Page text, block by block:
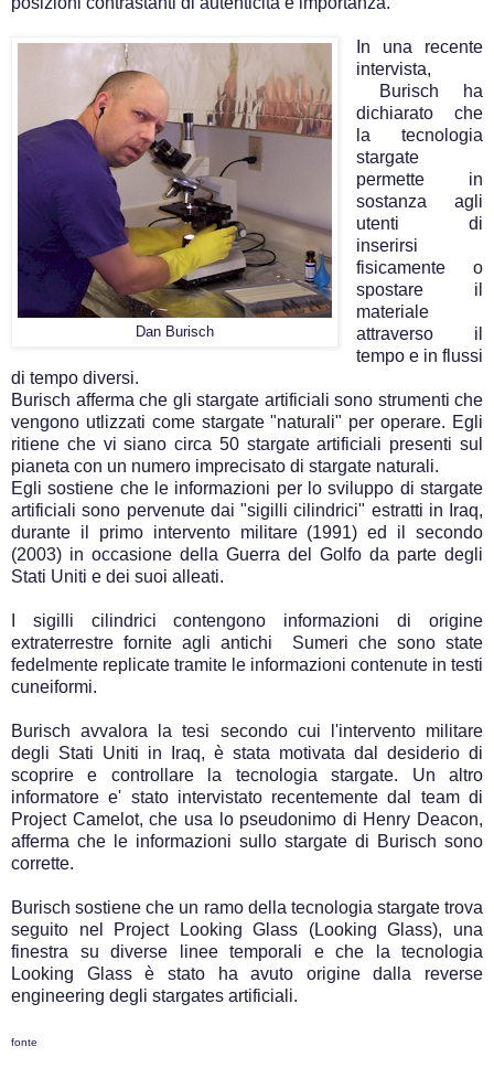
Dan Burisch
In una recente
intervista,
Burisch ha
dichiarato che
la tecnologia
stargate
permette in
sostanza agli
utenti di
inserirsi
fisicamente o
spostare il
materiale
attraverso il
tempo e in flussi
di tempo diversi.
Burisch afferma che gli stargate artificiali sono strumenti che
vengono utlizzati come stargate "naturali" per operare. Egli
ritiene che vi siano circa 50 stargate artificiali presenti sul
pianeta con un numero imprecisato di stargate naturali.
Egli sostiene che le informazioni per lo sviluppo di stargate
artificiali sono pervenute dai "sigilli cilindrici" estratti in Iraq,
durante il primo intervento militare (1991) ed il secondo
(2003) in occasione della Guerra del Golfo da parte degli
Stati Uniti e dei suoi alleati.
I sigilli cilindrici contengono informazioni di origine
extraterrestre fornite agli antichi Sumeri che sono state
fedelmente replicate tramite le informazioni contenute in testi
cuneiformi.
Burisch avvalora la tesi secondo cui l'intervento militare
degli Stati Uniti in Iraq, è stata motivata dal desiderio di
scoprire e controllare la tecnologia stargate. Un altro
informatore e' stato intervistato recentemente dal team di
Project Camelot, che usa lo pseudonimo di Henry Deacon,
afferma che le informazioni sullo stargate di Burisch sono
corrette.
Burisch sostiene che un ramo della tecnologia stargate trova
seguito nel Project Looking Glass (Looking Glass), una
finestra su diverse linee temporali e che la tecnologia
Looking Glass è stato ha avuto origine dalla reverse
engineering degli stargates artificiali.
fonte